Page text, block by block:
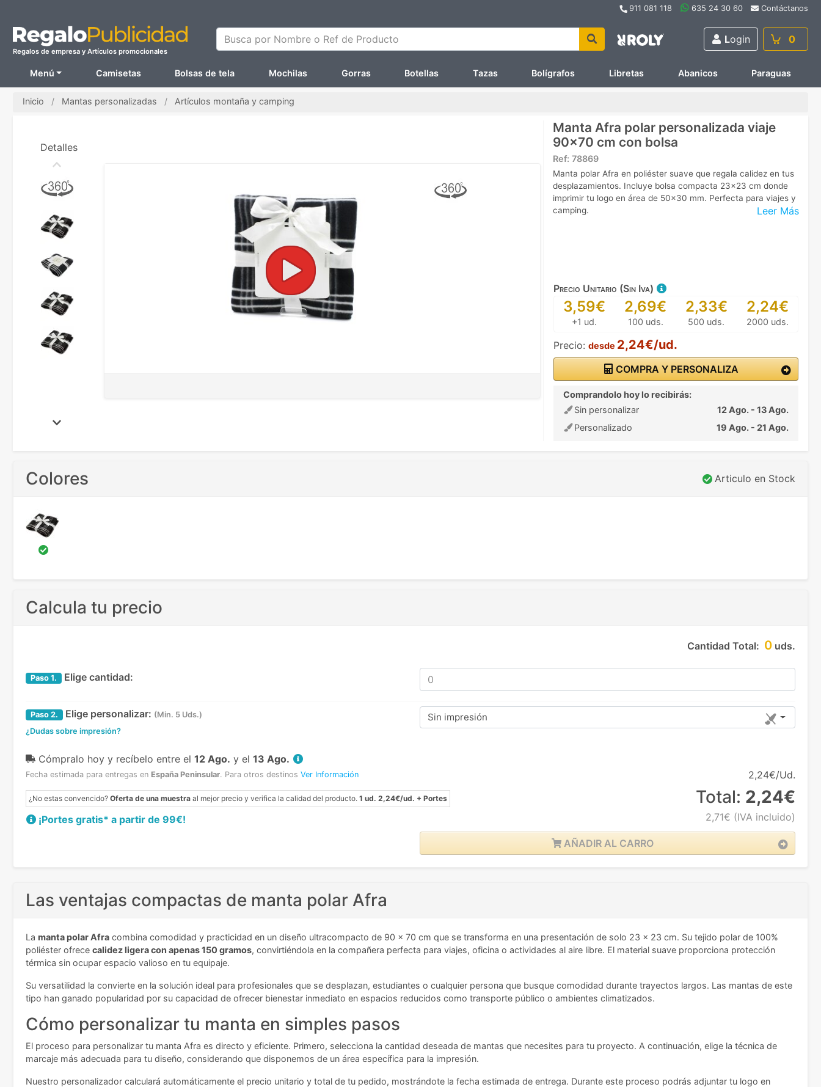
911 081 118 635 24 30 60 Contáctanos
Regalos de empresa y Artículos promocionales
Busca por Nombre o Ref de Producto Login 0
Menú Camisetas Bolsas de tela Mochilas Gorras Botellas Tazas Bolígrafos Libretas Abanicos Paraguas
Inicio Mantas personalizadas Artículos montaña y camping
Manta Afra polar personalizada viaje
90x70 cm con bolsa
Ref: 78869
Leer Más
Manta polar Afra en poliéster suave que regala calidez en tus
desplazamientos. Incluye bolsa compacta 23x23 cm donde
imprimir tu logo en área de 50x30 mm. Perfecta para viajes y
camping.
Precio Unitario (Sin Iva)
3,59€
+1 ud.
2,69€
100 uds.
2,33€
500 uds.
2,24€
2000 uds.
Precio: desde 2,24€/ud.
COMPRA Y PERSONALIZA
Comprandolo hoy lo recibirás:
Sin personalizar
12 Ago. - 13 Ago.
Personalizado
19 Ago. - 21 Ago.
Detalles
Colores Articulo en Stock
Calcula tu precio
Cantidad Total: 0 uds.
Paso 1. Elige cantidad:
Paso 2. Elige personalizar: (Min. 5 Uds.)
¿Dudas sobre impresión?
Sin impresión
Cómpralo hoy y recíbelo entre el 12 Ago. y el 13 Ago.
Fecha estimada para entregas en España Peninsular. Para otros destinos Ver Información
¿No estas convencido? Oferta de una muestra al mejor precio y verifica la calidad del producto. 1 ud. 2,24€/ud. + Portes
¡Portes gratis* a partir de 99€!
2,24€/Ud.
Total: 2,24€
2,71€ (IVA incluido)
AÑADIR AL CARRO
Las ventajas compactas de manta polar Afra
La manta polar Afra combina comodidad y practicidad en un diseño ultracompacto de 90 x 70 cm que se transforma en una presentación de solo 23 x 23 cm. Su tejido polar de 100%
poliéster ofrece calidez ligera con apenas 150 gramos, convirtiéndola en la compañera perfecta para viajes, oficina o actividades al aire libre. El material suave proporciona protección
térmica sin ocupar espacio valioso en tu equipaje.
Su versatilidad la convierte en la solución ideal para profesionales que se desplazan, estudiantes o cualquier persona que busque comodidad durante trayectos largos. Las mantas de este
tipo han ganado popularidad por su capacidad de ofrecer bienestar inmediato en espacios reducidos como transporte público o ambientes climatizados.
Cómo personalizar tu manta en simples pasos
El proceso para personalizar tu manta Afra es directo y eficiente. Primero, selecciona la cantidad deseada de mantas que necesites para tu proyecto. A continuación, elige la técnica de
marcaje más adecuada para tu diseño, considerando que disponemos de un área específica para la impresión.
Nuestro personalizador calculará automáticamente el precio unitario y total de tu pedido, mostrándote la fecha estimada de entrega. Durante este proceso podrás adjuntar tu logo en